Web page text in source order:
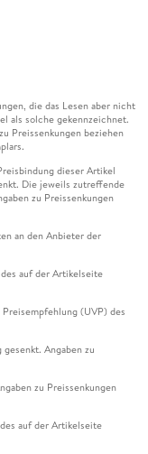
die das Lesen aber nicht
als solche gekennzeichnet.
Preissenkungen beziehen
dieser Artikel
Die jeweils zutreffende
zu Preissenkungen
an den Anbieter der
auf der Artikelseite
(UVP) des
Angaben zu
zu Preissenkungen
auf der Artikelseite